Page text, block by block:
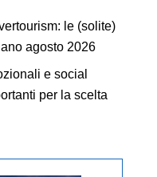
le (solite)
agosto 2026
e social
per la scelta